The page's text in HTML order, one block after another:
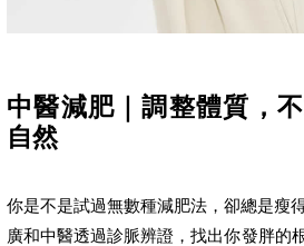
中醫減肥｜調整體質，
自然
你是不是試過無數種減肥法，卻總是瘦
廣和中醫透過診脈辨證，找出你發胖